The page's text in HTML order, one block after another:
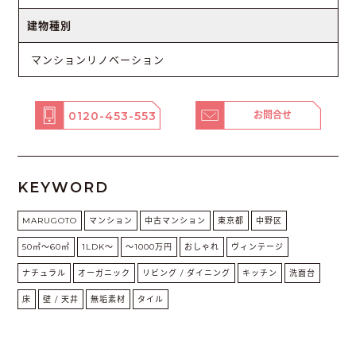
建物種別
マンションリノベーション
0120-453-553 お問合せ
KEYWORD
MARUGOTO マンション 中古マンション 東京都 中野区
50㎡〜60㎡ 1LDK〜 〜1000万円 おしゃれ ヴィンテージ
ナチュラル オーガニック リビング / ダイニング キッチン 洗面台
床 壁 / 天井 無垢素材 タイル